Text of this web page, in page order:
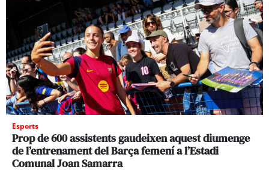
Esports
Prop de 600 assistents gaudeixen aquest diumenge
de l’entrenament del Barça femení a l’Estadi
Comunal Joan Samarra